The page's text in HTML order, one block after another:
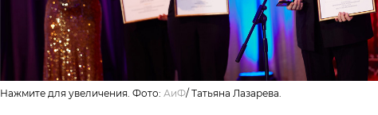
Нажмите для увеличения. Фото: АиФ/ Татьяна Лазарева.